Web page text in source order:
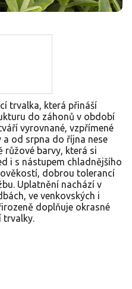
trvalka, která přináší
do záhonů v období
vyrovnané, vzpřímené
od srpna do října nese
růžové barvy, která si
i s nástupem chladnějšího
dobrou tolerancí
Uplatnění nachází v
ve venkovských i
doplňuje okrasné